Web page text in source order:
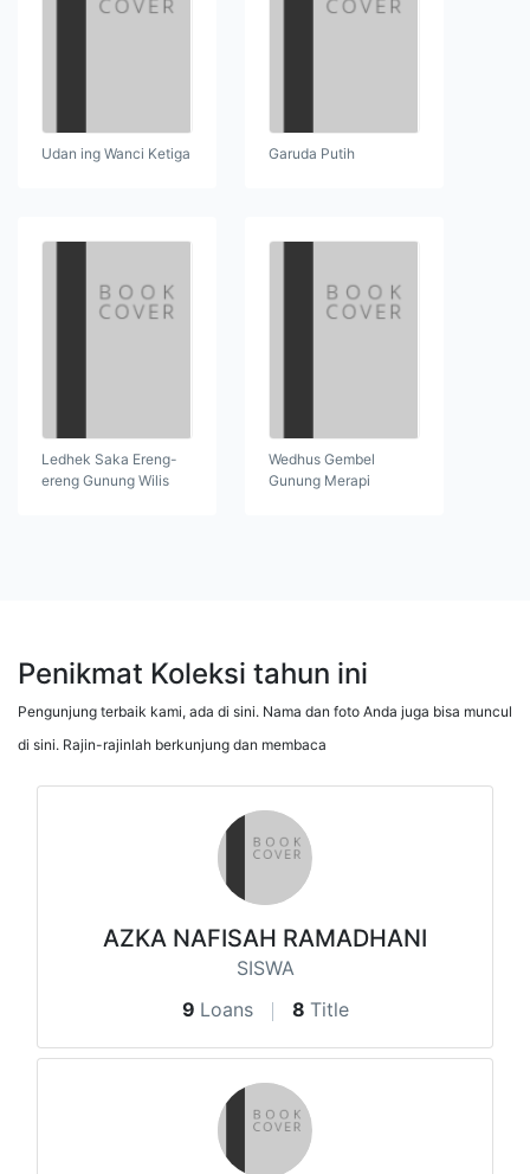
Udan ing Wanci Ketiga Garuda Putih
Ledhek Saka Ereng-
ereng Gunung Wilis
Wedhus Gembel
Gunung Merapi
Penikmat Koleksi tahun ini
Pengunjung terbaik kami, ada di sini. Nama dan foto Anda juga bisa muncul
di sini. Rajin-rajinlah berkunjung dan membaca
AZKA NAFISAH RAMADHANI
SISWA
9 Loans 8 Title